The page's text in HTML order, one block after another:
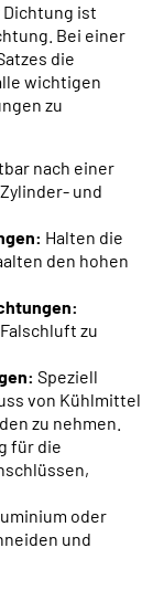
Dichtung ist
Bei einer
die
wichtigen
zu
nach einer
und
Halten die
den hohen
zu
Speziell
von Kühlmittel
zu nehmen.
für die
oder
und